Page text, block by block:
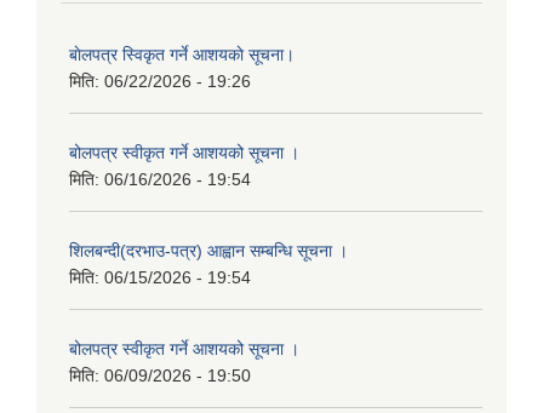
बाेलपत्र स्विकृत गर्ने आशयकाे सूचना।
मिति: 06/22/2026 - 19:26
बोलपत्र स्वीकृत गर्ने आशयको सूचना ।
मिति: 06/16/2026 - 19:54
शिलबन्दी(दरभाउ-पत्र) आह्वान सम्बन्धि सूचना ।
मिति: 06/15/2026 - 19:54
बोलपत्र स्वीकृत गर्ने आशयको सूचना ।
मिति: 06/09/2026 - 19:50